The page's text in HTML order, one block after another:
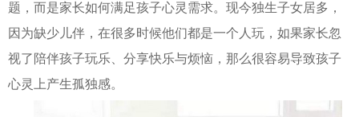
题，而是家长如何满足孩子心灵需求。现今独生子女居多，
因为缺少儿伴，在很多时候他们都是一个人玩，如果家长忽
视了陪伴孩子玩乐、分享快乐与烦恼，那么很容易导致孩子
心灵上产生孤独感。